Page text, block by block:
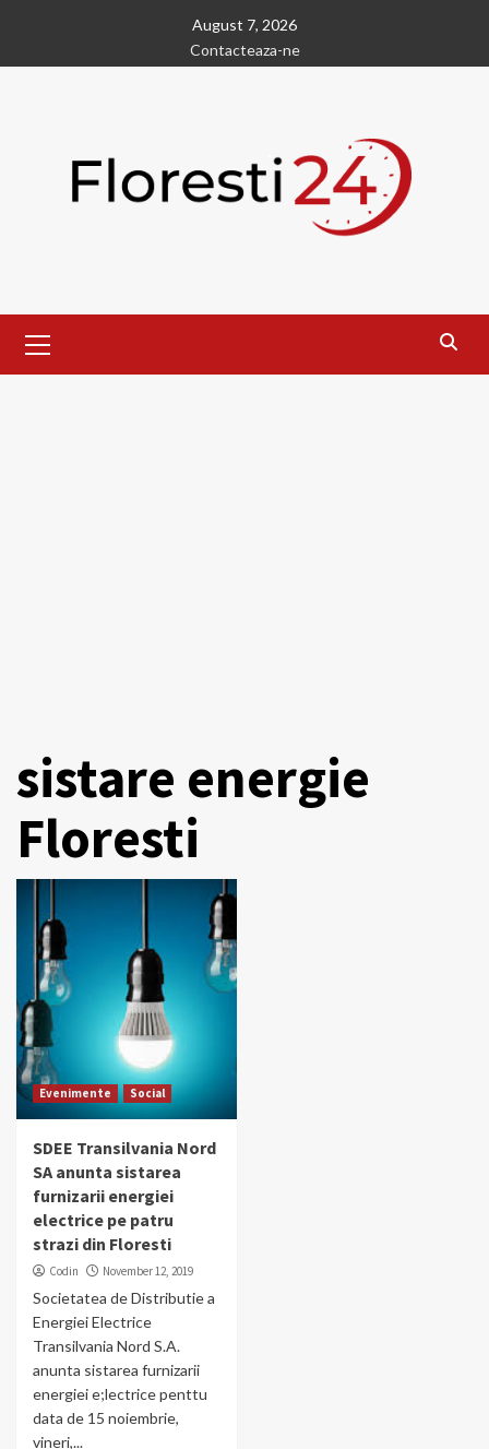
content
August 7, 2026
Contacteaza-ne
Menu
sistare energie
Floresti
Evenimente Social
SDEE Transilvania Nord
SA anunta sistarea
furnizarii energiei
electrice pe patru
strazi din Floresti
Codin November 12, 2019
Societatea de Distributie a
Energiei Electrice
Transilvania Nord S.A.
anunta sistarea furnizarii
energiei e;lectrice penttu
data de 15 noiembrie,
vineri,...